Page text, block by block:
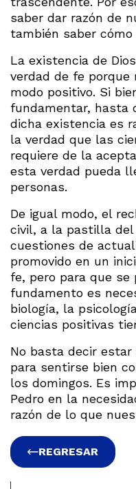
saber dar razón de
también saber
La existencia de
verdad de fe porque
modo positivo. Si
fundamentar, hasta
dicha existencia es
la verdad que las
requiere de la
esta verdad pueda
personas.
De igual modo, el
civil, a la pastilla del
cuestiones de
promovido en un
fe, pero para que se
fundamento es
biología, la
ciencias positivas
No basta decir
para sentirse bien
los domingos. Es
Pedro en la
razón de lo que
REGRESAR